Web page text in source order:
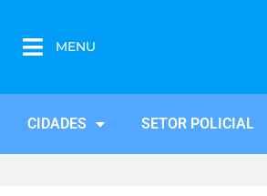
MENU
CIDADES SETOR POLICIAL